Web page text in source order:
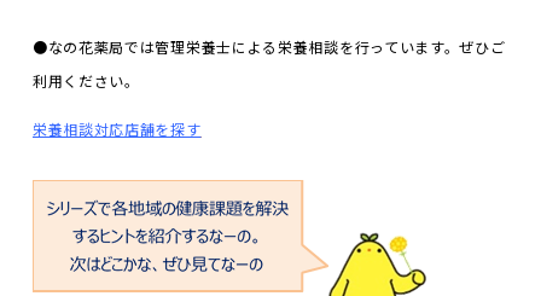
●なの花薬局では管理栄養士による栄養相談を行っています。ぜひご
利用ください。
栄養相談対応店舗を探す